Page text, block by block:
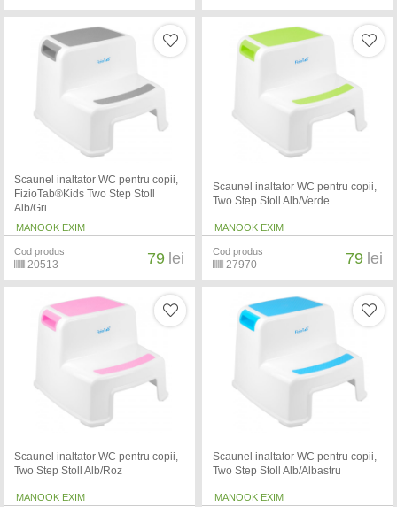
Scaunel inaltator WC pentru copii,
FizioTab®Kids Two Step Stoll
Alb/Gri
MANOOK EXIM
Cod produs
20513 79 lei
Scaunel inaltator WC pentru copii,
Two Step Stoll Alb/Verde
MANOOK EXIM
Cod produs
27970 79 lei
Scaunel inaltator WC pentru copii,
Two Step Stoll Alb/Roz
MANOOK EXIM
Scaunel inaltator WC pentru copii,
Two Step Stoll Alb/Albastru
MANOOK EXIM